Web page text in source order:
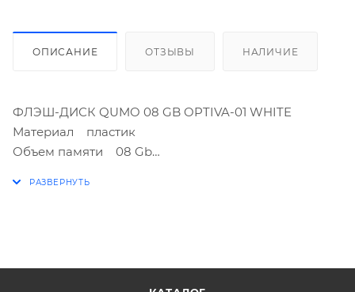
ОПИСАНИЕ ОТЗЫВЫ НАЛИЧИЕ
ФЛЭШ-ДИСК QUMO 08 GB OPTIVA-01 WHITE
Материал пластик
Объем памяти 08 Gb
Linux 2.4.x